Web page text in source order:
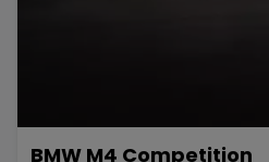
BMW M4 Competition